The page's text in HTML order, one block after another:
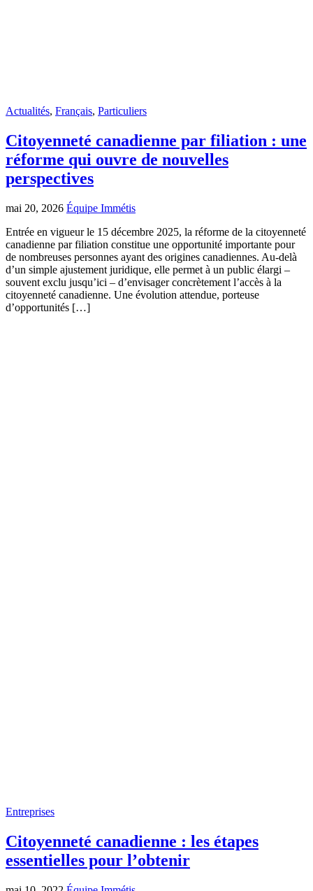
Actualités, Français, Particuliers
Citoyenneté canadienne par filiation : une
réforme qui ouvre de nouvelles
perspectives
mai 20, 2026 Équipe Immétis
Entrée en vigueur le 15 décembre 2025, la réforme de la citoyenneté
canadienne par filiation constitue une opportunité importante pour
de nombreuses personnes ayant des origines canadiennes. Au-delà
d’un simple ajustement juridique, elle permet à un public élargi –
souvent exclu jusqu’ici – d’envisager concrètement l’accès à la
citoyenneté canadienne. Une évolution attendue, porteuse
d’opportunités […]
Entreprises
Citoyenneté canadienne : les étapes
essentielles pour l’obtenir